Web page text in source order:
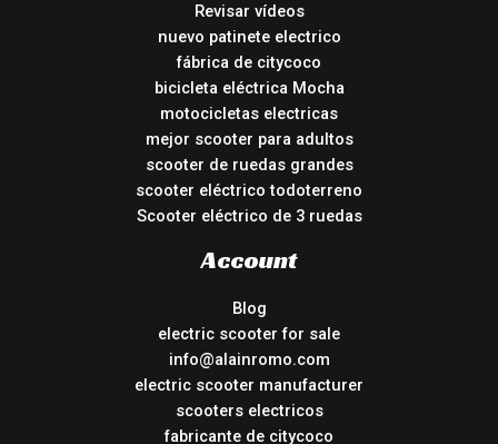
Revisar vídeos
nuevo patinete electrico
fábrica de citycoco
bicicleta eléctrica Mocha
motocicletas electricas
mejor scooter para adultos
scooter de ruedas grandes
scooter eléctrico todoterreno
Scooter eléctrico de 3 ruedas
Account
Blog
electric scooter for sale
info@alainromo.com
electric scooter manufacturer
scooters electricos
fabricante de citycoco